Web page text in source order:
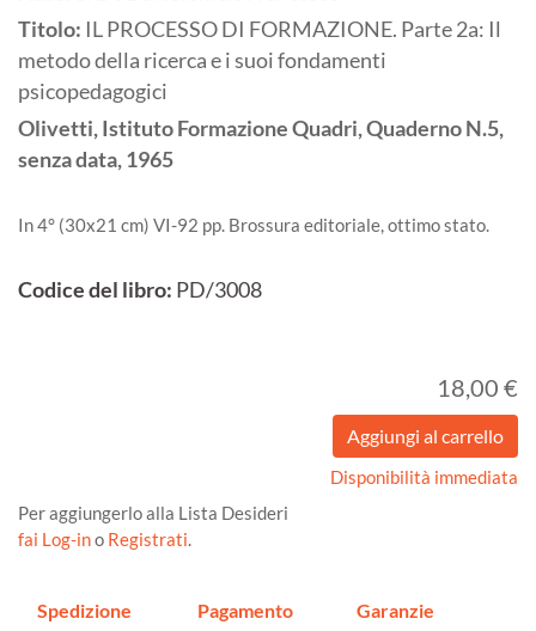
Titolo: IL PROCESSO DI FORMAZIONE. Parte 2a: Il
metodo della ricerca e i suoi fondamenti
psicopedagogici
Olivetti, Istituto Formazione Quadri, Quaderno N.5,
senza data,1965
In 4° (30x21 cm) VI-92 pp. Brossura editoriale, ottimo stato.
Codice del libro: PD/3008
18,00 €
Disponibilità immediata
Per aggiungerlo alla Lista Desideri
fai Log-ino Registrati.
Spedizione Pagamento Garanzie